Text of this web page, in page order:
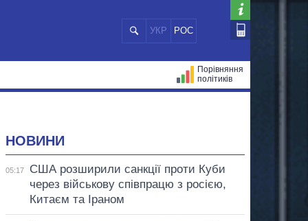
УКР РОС
Порівняння
політиків
НОВИНИ
05:17
США розширили санкції проти Куби
через військову співпрацю з росією,
Китаєм та Іраном